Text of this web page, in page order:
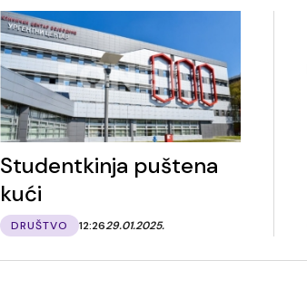
Studentkinja puštena
kući
DRUŠTVO 12:2629.01.2025.